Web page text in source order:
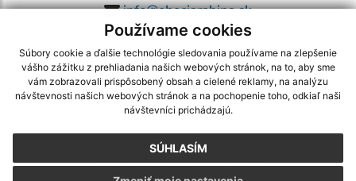
Používame cookies
Súbory cookie a ďalšie technológie sledovania používame na zlepšenie
vášho zážitku z prehliadania našich webových stránok, na to, aby sme
vám zobrazovali prispôsobený obsah a cielené reklamy, na analýzu
návštevnosti našich webových stránok a na pochopenie toho, odkiaľ naši
návštevníci prichádzajú.
SÚHLASÍM
info@obecjarabina.sk
využite možnosť získavania aktuálnych informácií s využitím RSS
CMS systém (redakčný) systém ECHELON 2,Mapa stránok,web portál
webex.digital, s.r.o.,domény,registrácia domény
Posledná aktualizácia:06.08.2026